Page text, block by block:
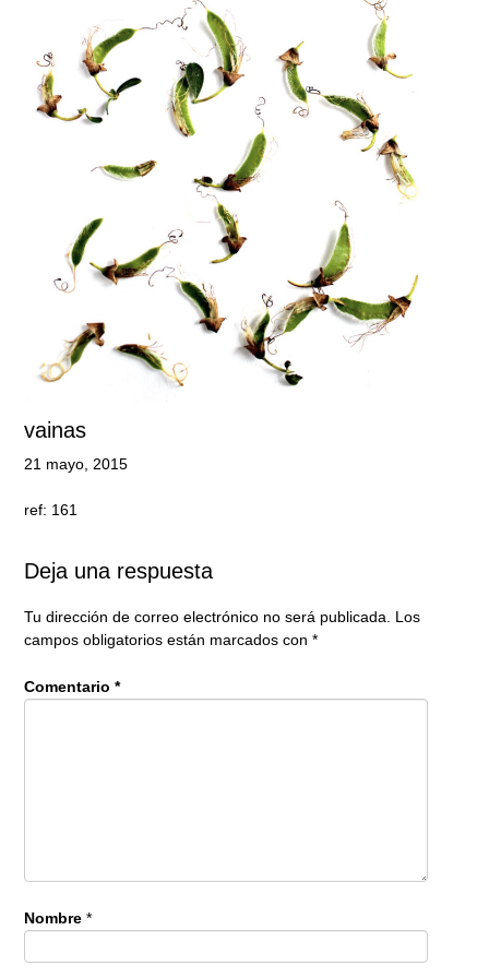
vainas
21 mayo, 2015
ref: 161
Deja una respuesta
Tu dirección de correo electrónico no será publicada.
Los
campos obligatorios están marcados con *
Comentario *
Nombre *